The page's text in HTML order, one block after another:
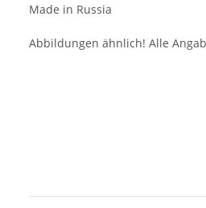
Made in Russia
Abbildungen ähnlich! Alle